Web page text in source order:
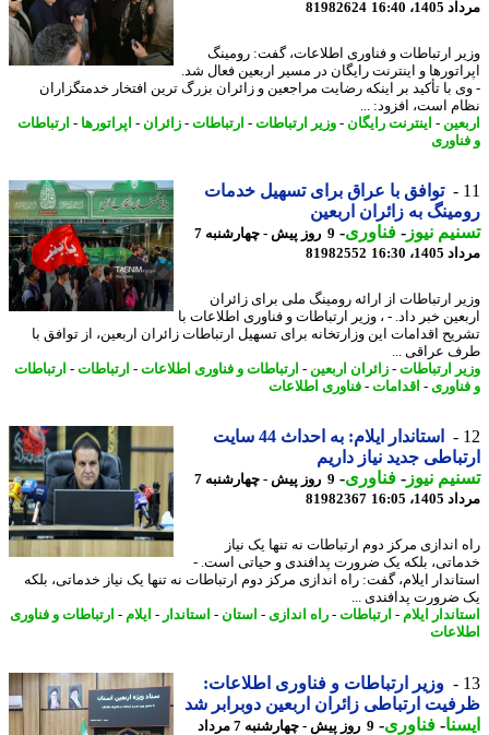
16:40
81982624
ارتباطات و فناوری اطلاعات، گفت: رومینگ
و اینترنت رایگان در مسیر اربعین فعال شد.
با تأکید بر اینکه رضایت مراجعین و زائران بزرگ ترین افتخار خدمتگزاران
است، افزود: ...
-اینترنت رایگان -وزیر ارتباطات-ارتباطات-زائران- اپراتورها- ارتباطات
توافق با عراق برای تسهیل خدمات
به زائران اربعین
نیوز-فناوری-
9 روز پیش - چهارشنبه 7
16:30
81982552
ارتباطات از ارائه رومینگ ملی برای زائران
خبر داد. - ، وزیر ارتباطات و فناوری اطلاعات با
اقدامات این وزارتخانه برای تسهیل ارتباطات زائران اربعین، از توافق با
عراقی ...
ارتباطات-زائران اربعین -ارتباطات و فناوری اطلاعات-ارتباطات-ارتباطات
- اقدامات -فناوری اطلاعات
استاندار ایلام: به احداث 44 سایت
جدید نیاز داریم
نیوز-فناوری-
9 روز پیش - چهارشنبه 7
16:05
81982367
اندازی مرکز دوم ارتباطات نه تنها یک نیاز
بلکه یک ضرورت پدافندی و حیاتی است. -
ایلام، گفت: راه اندازی مرکز دوم ارتباطات نه تنها یک نیاز خدماتی، بلکه
پدافندی ...
ایلام
-ارتباطات-راه اندازی- استان-استاندار-ایلام -ارتباطات و فناوری
وزیر ارتباطات و فناوری اطلاعات:
ارتباطی زائران اربعین دوبرابر شد
-فناوری-
9 روز پیش - چهارشنبه 7 مرداد